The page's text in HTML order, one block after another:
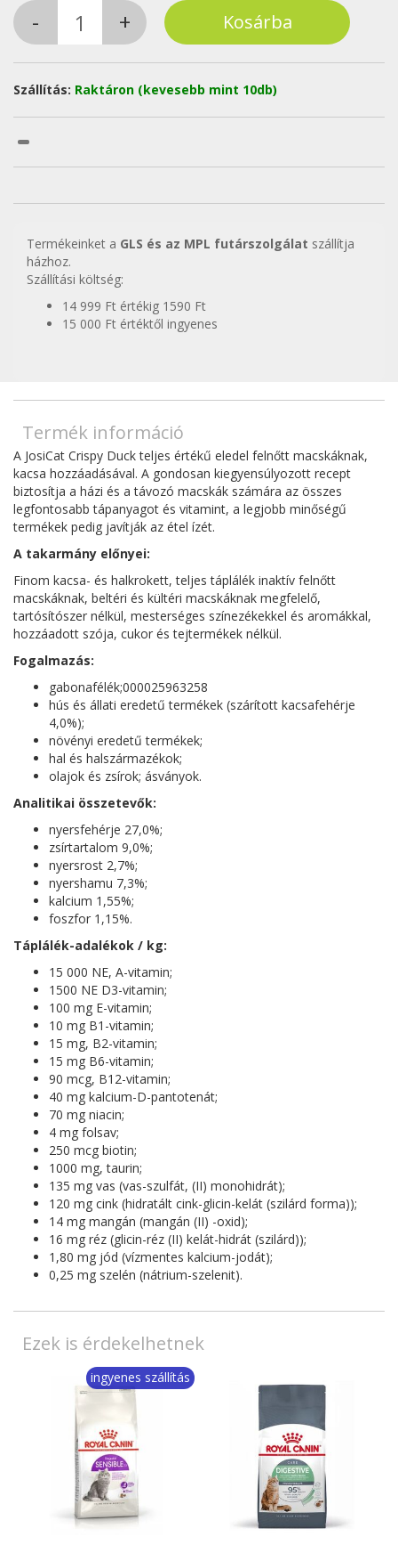
Szállítás: Raktáron (kevesebb mint 10db)
Termékeinket a GLS és az MPL futárszolgálat szállítja
házhoz.
Szállítási költség:
14 999 Ft értékig 1590 Ft
15 000 Ft értéktől ingyenes
Termék információ
A JosiCat Crispy Duck teljes értékű eledel felnőtt macskáknak,
kacsa hozzáadásával. A gondosan kiegyensúlyozott recept
biztosítja a házi és a távozó macskák számára az összes
legfontosabb tápanyagot és vitamint, a legjobb minőségű
termékek pedig javítják az étel ízét.
A takarmány előnyei:
Finom kacsa- és halkrokett, teljes táplálék inaktív felnőtt
macskáknak, beltéri és kültéri macskáknak megfelelő,
tartósítószer nélkül, mesterséges színezékekkel és aromákkal,
hozzáadott szója, cukor és tejtermékek nélkül.
Fogalmazás:
gabonafélék;000025963258
hús és állati eredetű termékek (szárított kacsafehérje
4,0%);
növényi eredetű termékek;
hal és halszármazékok;
olajok és zsírok; ásványok.
Analitikai összetevők:
nyersfehérje 27,0%;
zsírtartalom 9,0%;
nyersrost 2,7%;
nyershamu 7,3%;
kalcium 1,55%;
foszfor 1,15%.
Táplálék-adalékok / kg:
15 000 NE, A-vitamin;
1500 NE D3-vitamin;
100 mg E-vitamin;
10 mg B1-vitamin;
15 mg, B2-vitamin;
15 mg B6-vitamin;
90 mcg, B12-vitamin;
40 mg kalcium-D-pantotenát;
70 mg niacin;
4 mg folsav;
250 mcg biotin;
1000 mg, taurin;
135 mg vas (vas-szulfát, (II) monohidrát);
120 mg cink (hidratált cink-glicin-kelát (szilárd forma));
14 mg mangán (mangán (II) -oxid);
16 mg réz (glicin-réz (II) kelát-hidrát (szilárd));
1,80 mg jód (vízmentes kalcium-jodát);
0,25 mg szelén (nátrium-szelenit).
Ezek is érdekelhetnek
ingyenes szállítás